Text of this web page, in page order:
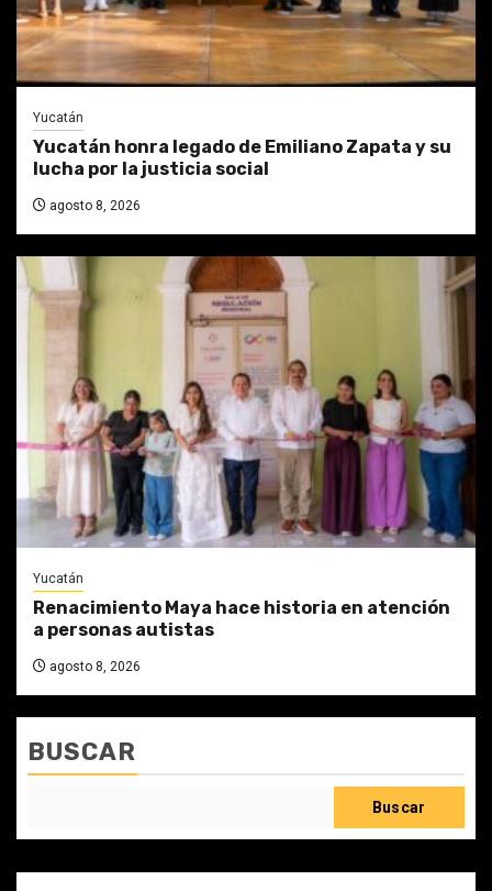
Yucatán
Yucatán honra legado de Emiliano Zapata y su
lucha por la justicia social
agosto 8, 2026
Yucatán
Renacimiento Maya hace historia en atención
a personas autistas
agosto 8, 2026
BUSCAR
Buscar